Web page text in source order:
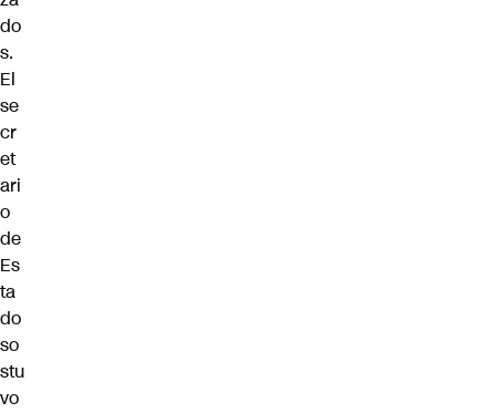
do
s.
El
se
cr
et
ari
o
de
Es
ta
do
so
stu
vo